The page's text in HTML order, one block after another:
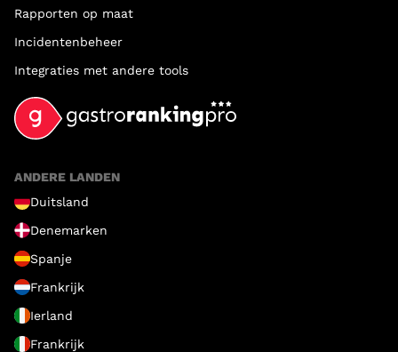
Rapporten op maat
Incidentenbeheer
Integraties met andere tools
ANDERE LANDEN
Duitsland
Denemarken
Spanje
Frankrijk
Ierland
Frankrijk